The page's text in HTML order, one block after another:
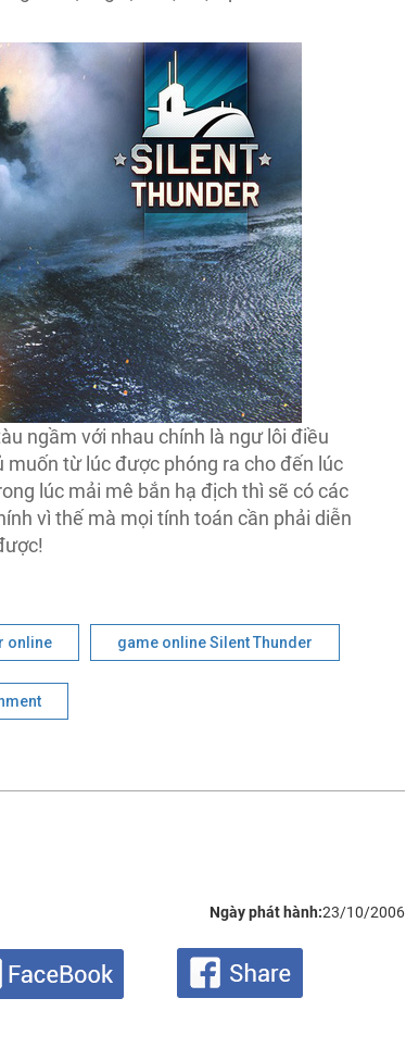
ngầm với nhau chính là ngư lôi điều
từ lúc được phóng ra cho đến lúc
lúc mải mê bắn hạ địch thì sẽ có các
vì thế mà mọi tính toán cần phải diễn
online game online Silent Thunder
Ngày phát hành:23/10/2006